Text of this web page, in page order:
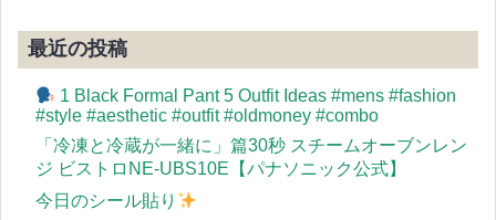
最近の投稿
1 Black Formal Pant 5 Outfit Ideas #mens #fashion
#style #aesthetic #outfit #oldmoney #combo
「冷凍と冷蔵が一緒に」篇30秒 スチームオーブンレン
ジ ビストロNE-UBS10E【パナソニック公式】
今日のシール貼り